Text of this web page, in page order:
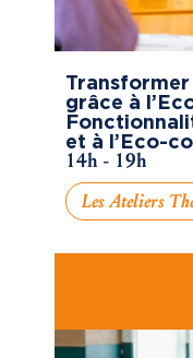
Transformer
grâce à
et à l’Eco-
14h - 19h
Les Ateliers